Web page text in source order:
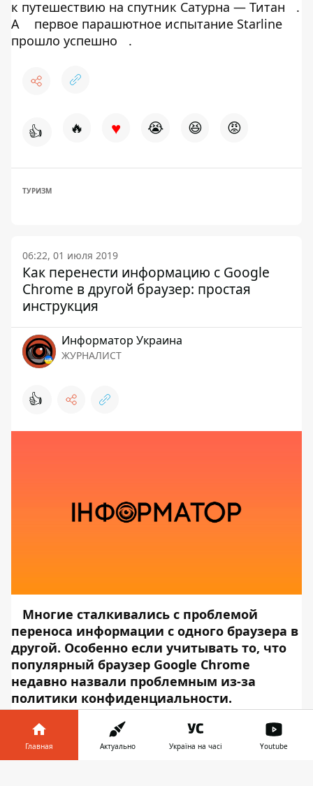
к путешествию на спутник Сатурна — Титан
.
А
первое парашютное испытание Starline
прошло успешно
.
👍 🔥 ♥ 😭 😆 😡
ТУРИЗМ
06:22, 01 июля 2019
Как перенести информацию с Google
Chrome в другой браузер: простая
инструкция
Информатор Украина
ЖУРНАЛИСТ
👍
Многие сталкивались с проблемой
переноса информации с одного браузера в
другой. Особенно если учитывать то, что
популярный браузер Google Chrome
недавно назвали проблемным из-за
политики конфиденциальности.
Миллион нужных вкладок можно
импортировать с Chrome в другой браузер.
Информатор Tech
, ссылаясь на
The
Verge
, расскажет вам, как это сделать.
Главная Актуально Україна на часі Youtube